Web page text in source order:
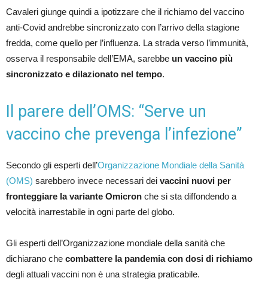
Cavaleri giunge quindi a ipotizzare che il richiamo del vaccino
anti-Covid andrebbe sincronizzato con l’arrivo della stagione
fredda, come quello per l’influenza. La strada verso l’immunità,
osserva il responsabile dell’EMA, sarebbe un vaccino più
sincronizzato e dilazionato nel tempo.
Il parere dell’OMS: “Serve un
vaccino che prevenga l’infezione”
Secondo gli esperti dell’Organizzazione Mondiale della Sanità
(OMS) sarebbero invece necessari dei vaccini nuovi per
fronteggiare la variante Omicron che si sta diffondendo a
velocità inarrestabile in ogni parte del globo.
Gli esperti dell’Organizzazione mondiale della sanità che
dichiarano che combattere la pandemia con dosi di richiamo
degli attuali vaccini non è una strategia praticabile.